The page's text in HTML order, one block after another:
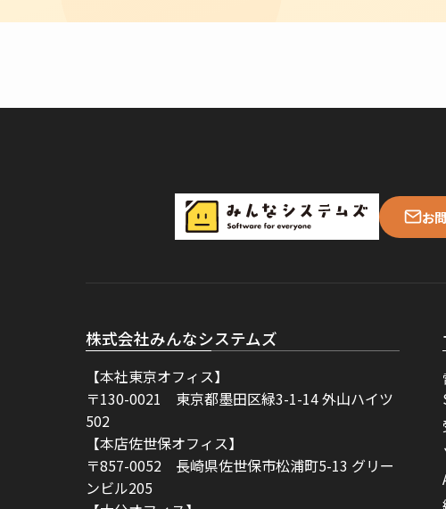
お
株式会社みんなシステムズ
【本社東京オフィス】
〒130-0021 東京都墨田区緑3-1-14 外山ハイツ
502
【本店佐世保オフィス】
〒857-0052 長崎県佐世保市松浦町5-13 グリー
ンビル205